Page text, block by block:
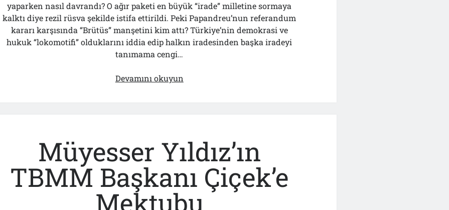
yaparken nasıl davrandı? O ağır paketi en büyük “irade” milletine sormaya
kalktı diye rezil rüsva şekilde istifa ettirildi. Peki Papandreu’nun referandum
kararı karşısında “Brütüs” manşetini kim attı? Türkiye’nin demokrasi ve
hukuk “lokomotifi” olduklarını iddia edip halkın iradesinden başka iradeyi
tanımama cengi…
Devamını okuyun
Haberi
Müyesser Yıldız’ın
TBMM Başkanı Çiçek’e
Mektubu